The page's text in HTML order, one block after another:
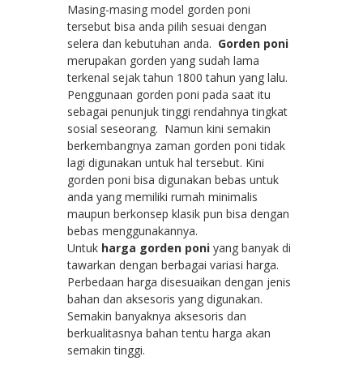
Masing-masing model gorden poni
tersebut bisa anda pilih sesuai dengan
selera dan kebutuhan anda. Gorden poni
merupakan gorden yang sudah lama
terkenal sejak tahun 1800 tahun yang lalu.
Penggunaan gorden poni pada saat itu
sebagai penunjuk tinggi rendahnya tingkat
sosial seseorang. Namun kini semakin
berkembangnya zaman gorden poni tidak
lagi digunakan untuk hal tersebut. Kini
gorden poni bisa digunakan bebas untuk
anda yang memiliki rumah minimalis
maupun berkonsep klasik pun bisa dengan
bebas menggunakannya.
Untuk harga gorden poni yang banyak di
tawarkan dengan berbagai variasi harga.
Perbedaan harga disesuaikan dengan jenis
bahan dan aksesoris yang digunakan.
Semakin banyaknya aksesoris dan
berkualitasnya bahan tentu harga akan
semakin tinggi.